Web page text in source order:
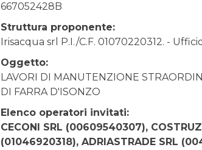
667052428B
Struttura proponente:
Irisacqua srl P.I./C.F. 01070220312. -
Oggetto:
LAVORI DI MANUTENZIONE
DI FARRA D'ISONZO
Elenco operatori invitati:
CECONI SRL (00609540307),
(01046920318), ADRIASTRADE SRL